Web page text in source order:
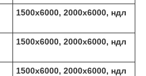
1500х6000, 2000х6000, ндл
1500х6000, 2000х6000, ндл
1500х6000, 2000х6000, ндл